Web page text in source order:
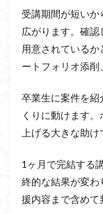
受講期間が短い
広がります。確認
用意されている
ートフォリオ添削
卒業生に案件を
くりに動けます
上げる大きな助け
1ヶ月で完結する
終的な結果が変わ
援内容まで含めて